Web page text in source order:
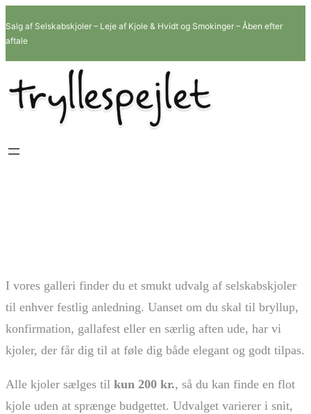
til
indhold
Salg af Selskabskjoler – Leje af Kjole & Hvidt og Smokinger – Åben efter
aftale
I vores galleri finder du et smukt udvalg af selskabskjoler
til enhver festlig anledning. Uanset om du skal til bryllup,
konfirmation, gallafest eller en særlig aften ude, har vi
kjoler, der får dig til at føle dig både elegant og godt tilpas.
Alle kjoler sælges til kun 200 kr., så du kan finde en flot
kjole uden at sprænge budgettet. Udvalget varierer i snit,